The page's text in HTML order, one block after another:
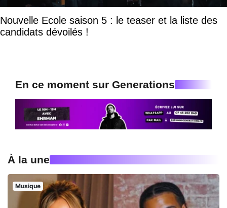
Nouvelle Ecole saison 5 : le teaser et la liste des
candidats dévoilés !
En ce moment sur Generations
À la une
Musique